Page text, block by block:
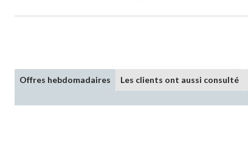
Offres hebdomadaires Les clients ont aussi consulté